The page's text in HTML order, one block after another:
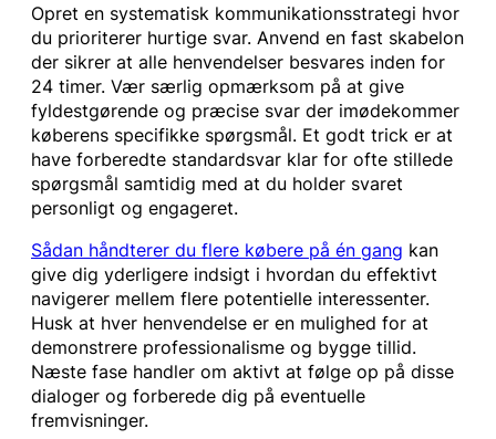
Opret en systematisk kommunikationsstrategi hvor
du prioriterer hurtige svar. Anvend en fast skabelon
der sikrer at alle henvendelser besvares inden for
24 timer. Vær særlig opmærksom på at give
fyldestgørende og præcise svar der imødekommer
køberens specifikke spørgsmål. Et godt trick er at
have forberedte standardsvar klar for ofte stillede
spørgsmål samtidig med at du holder svaret
personligt og engageret.
Sådan håndterer du flere købere på én gang kan
give dig yderligere indsigt i hvordan du effektivt
navigerer mellem flere potentielle interessenter.
Husk at hver henvendelse er en mulighed for at
demonstrere professionalisme og bygge tillid.
Næste fase handler om aktivt at følge op på disse
dialoger og forberede dig på eventuelle
fremvisninger.